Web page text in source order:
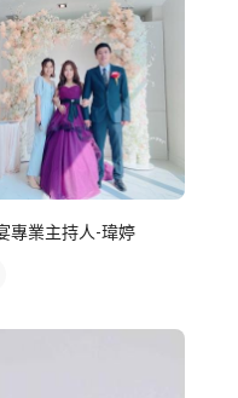
專業主持人-瑋婷